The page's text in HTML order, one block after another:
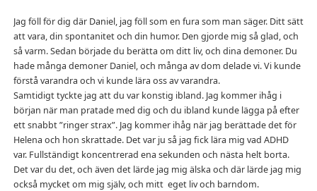
Jag föll för dig där Daniel, jag föll som en fura som man säger. Ditt sätt
att vara, din spontanitet och din humor. Den gjorde mig så glad, och
så varm. Sedan började du berätta om ditt liv, och dina demoner. Du
hade många demoner Daniel, och många av dom delade vi. Vi kunde
förstå varandra och vi kunde lära oss av varandra.
Samtidigt tyckte jag att du var konstig ibland. Jag kommer ihåg i
början när man pratade med dig och du ibland kunde lägga på efter
ett snabbt ”ringer strax”. Jag kommer ihåg när jag berättade det för
Helena och hon skrattade. Det var ju så jag fick lära mig vad ADHD
var. Fullständigt koncentrerad ena sekunden och nästa helt borta.
Det var du det, och även det lärde jag mig älska och där lärde jag mig
också mycket om mig själv, och mitt eget liv och barndom.